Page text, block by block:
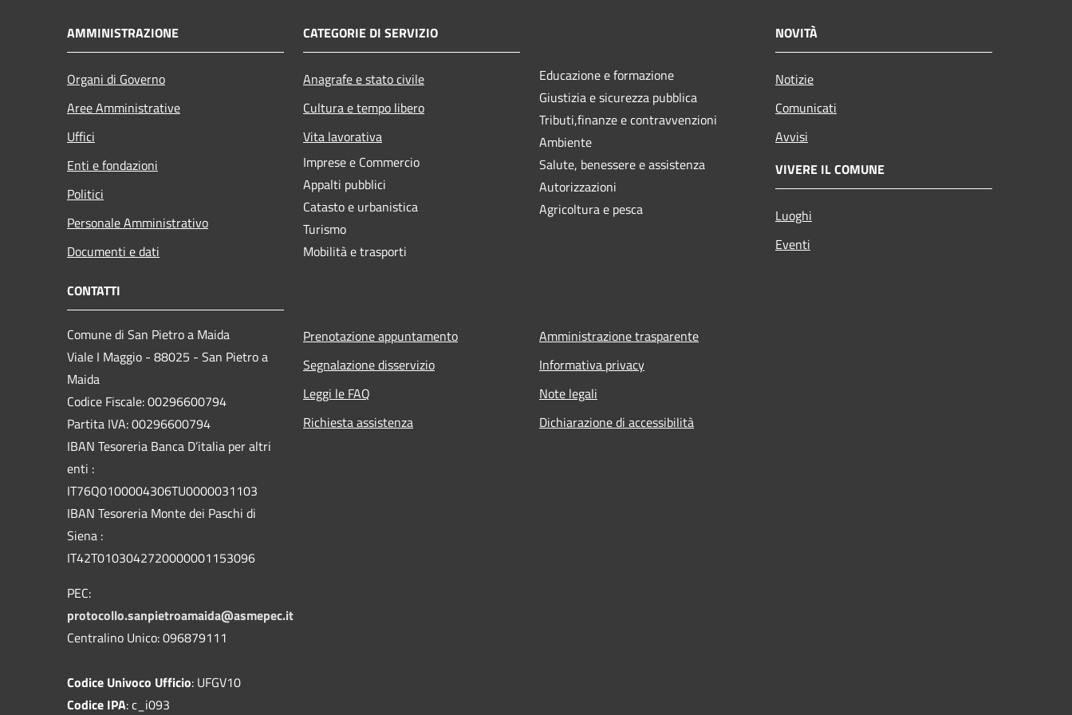
AMMINISTRAZIONE
Organi di Governo
Aree Amministrative
Uffici
Enti e fondazioni
Politici
Personale Amministrativo
Documenti e dati
CATEGORIE DI SERVIZIO
Anagrafe e stato civile
Cultura e tempo libero
Vita lavorativa
Imprese e Commercio
Appalti pubblici
Catasto e urbanistica
Turismo
Mobilità e trasporti
Educazione e formazione
Giustizia e sicurezza pubblica
Tributi,finanze e contravvenzioni
Ambiente
Salute, benessere e assistenza
Autorizzazioni
Agricoltura e pesca
NOVITÀ
Notizie
Comunicati
Avvisi
VIVERE IL COMUNE
Luoghi
Eventi
CONTATTI
Comune di San Pietro a Maida
Viale I Maggio - 88025 - San Pietro a
Maida
Codice Fiscale: 00296600794
Partita IVA: 00296600794
IBAN Tesoreria Banca D’italia per altri
enti :
IT76Q0100004306TU0000031103
IBAN Tesoreria Monte dei Paschi di
Siena :
IT42T0103042720000001153096
PEC:
protocollo.sanpietroamaida@asmepec.it
Centralino Unico: 096879111
Codice Univoco Ufficio: UFGV10
Codice IPA: c_i093
Prenotazione appuntamento
Segnalazione disservizio
Leggi le FAQ
Richiesta assistenza
Amministrazione trasparente
Informativa privacy
Note legali
Dichiarazione di accessibilità